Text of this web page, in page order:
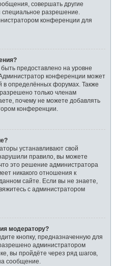
совершать другие
специальное разрешение.
конференции для
предоставлено на уровне
конференции может
в определённых форумах. Также
только членам
почему не можете добавлять
конференции.
устанавливают свой
правило, вы можете
это решение администратора
никакого отношения к
сайте. Если вы не знаете,
с администратором
модератору?
кнопку, предназначенную для
администратором
вы пройдёте через ряд шагов,
сообщение.